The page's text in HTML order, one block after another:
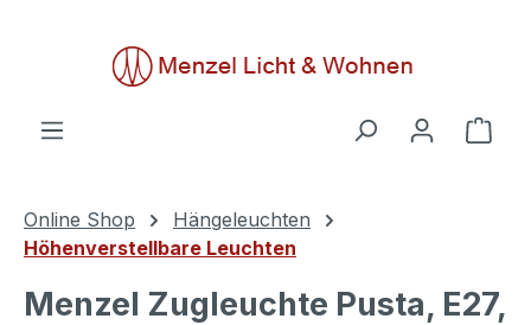
Online Shop
Hängeleuchten
Höhenverstellbare Leuchten
Menzel Zugleuchte Pusta, E27,